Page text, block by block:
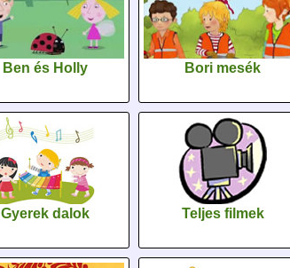
Ben és Holly Bori mesék
Gyerek dalok Teljes filmek